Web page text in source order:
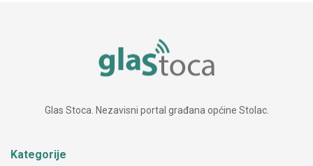
Glas Stoca. Nezavisni portal građana općine Stolac.
Kategorije